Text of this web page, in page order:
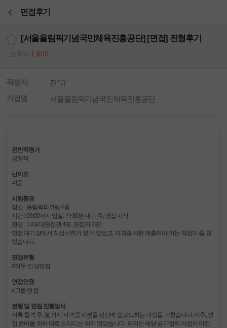
면접후기
[서울올림픽기념국민체육진흥공단] [면접] 전형후기
조회수 1,600
작성자
전*규
기업명
서울올림픽기념국민체육진흥공단
전반적평가
긍정적
난이도
쉬움
시험환경
장소 : 올림픽파크텔 4층
시간 : 09:00까지 입실. 약 30분 대기 후, 면접 시작
환경 : 다대다(면접관 4명, 면접자 3명)
면접 대기장에서 작성서류가 몇 개 있었고, 자격증 사본 제출해야 하는 작업이 좀 길
었습니다.
면접유형
#직무·인성면접
면접인원
#그룹 면접
전형 및 면접 진행방식
서류 합격 후, 몇 가지 자격증 사본을 전산에 업로드하는 과정을 거쳤습니다. 이후, 면
접 준비를 위해 따로 스터디는 하지 않았습니다. 하지만 해당 공기업의 사업이 어떤